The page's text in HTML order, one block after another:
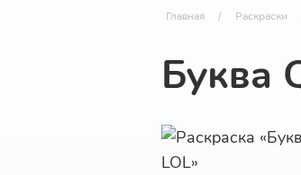
Главная / Раскраски
Буква